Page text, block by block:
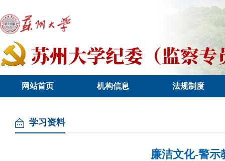
网站首页 机构信息 法规制度
学习资料
廉洁文化-警示